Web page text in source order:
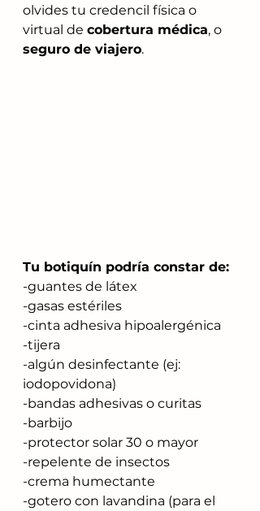
olvides tu credencil física o
virtual de cobertura médica, o
seguro de viajero.
Tu botiquín podría constar de:
-guantes de látex
-gasas estériles
-cinta adhesiva hipoalergénica
-tijera
-algún desinfectante (ej:
iodopovidona)
-bandas adhesivas o curitas
-barbijo
-protector solar 30 o mayor
-repelente de insectos
-crema humectante
-gotero con lavandina (para el